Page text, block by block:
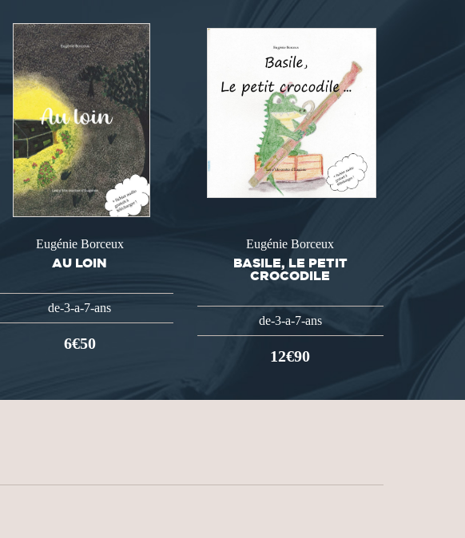
Eugénie Borceux
AU LOIN
de-3-a-7-ans
6€50
Eugénie Borceux
BASILE, LE PETIT
CROCODILE
de-3-a-7-ans
12€90